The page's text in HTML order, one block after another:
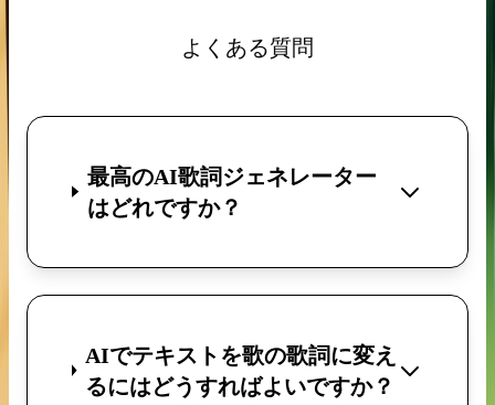
よくある質問
最高のAI歌詞ジェネレーター
はどれですか？
AIでテキストを歌の歌詞に変え
るにはどうすればよいですか？